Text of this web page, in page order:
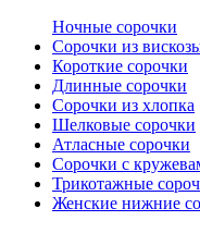
Ночные сорочки
Сорочки из
Короткие сорочки
Длинные сорочки
Сорочки из хлопка
Шелковые сорочки
Атласные сорочки
Сорочки с
Трикотажные
Женские нижние